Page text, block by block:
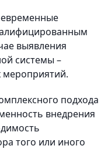
выявления
системы –
мероприятий.
подхода
внедрения
того или иного